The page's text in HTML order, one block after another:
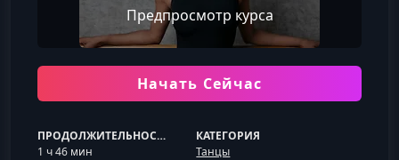
Предпросмотр курса
Начать Сейчас
ПРОДОЛЖИТЕЛЬНОСТЬ
1 ч 46 мин
КАТЕГОРИЯ
Танцы